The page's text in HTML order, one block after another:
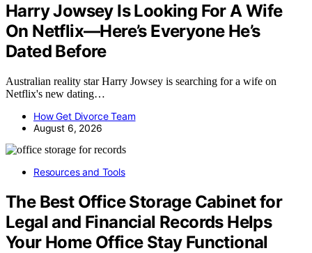
Harry Jowsey Is Looking For A Wife
On Netflix—Here’s Everyone He’s
Dated Before
Australian reality star Harry Jowsey is searching for a wife on
Netflix's new dating…
How Get Divorce Team
August 6, 2026
Resources and Tools
The Best Office Storage Cabinet for
Legal and Financial Records Helps
Your Home Office Stay Functional